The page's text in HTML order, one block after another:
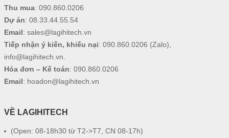
Thu mua: 090.860.0206
Dự án: 08.33.44.55.54
Email: sales@lagihitech.vn
Tiếp nhận ý kiến, khiếu nại: 090.860.0206 (Zalo),
info@lagihitech.vn
Hóa đơn – Kế toán: 090.860.0206
Email: hoadon@lagihitech.vn
VỀ LAGIHITECH
(Open: 08-18h30 từ T2->T7, CN 08-17h)